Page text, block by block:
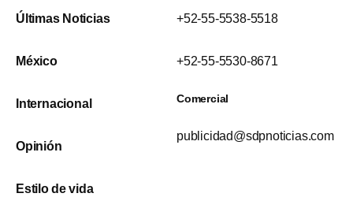
Últimas Noticias
México
Internacional
Opinión
Estilo de vida
+52-55-5538-5518
+52-55-5530-8671
Comercial
publicidad@sdpnoticias.com